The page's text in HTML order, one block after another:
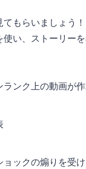
もらいましょう！
い、ストーリー
ンク上の動画が作
ックの煽りを受け